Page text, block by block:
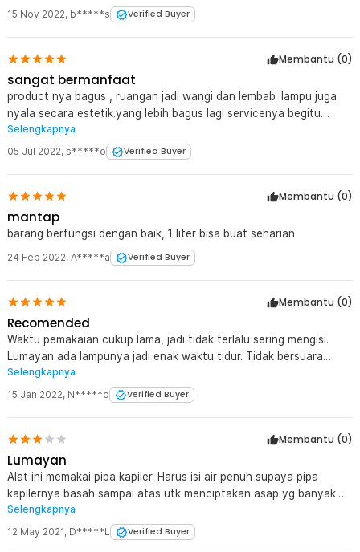
15 Nov 2022, b*****s Verified Buyer
Membantu (0)
sangat bermanfaat
product nya bagus , ruangan jadi wangi dan lembab .lampu juga
nyala secara estetik.yang lebih bagus lagi servicenya begitu
komplain langsung di tangani. dan masalah selesai.
Selengkapnya
05 Jul 2022, s*****o Verified Buyer
Membantu (0)
mantap
barang berfungsi dengan baik, 1 liter bisa buat seharian
24 Feb 2022, A*****a Verified Buyer
Membantu (0)
Recomended
Waktu pemakaian cukup lama, jadi tidak terlalu sering mengisi.
Lumayan ada lampunya jadi enak waktu tidur. Tidak bersuara.
Akan mati otomatis, tetapi belum tahu ketentuan matinya karena
apa, mungkin saat sudah 1 liter habis akan mati sendiri
Selengkapnya
15 Jan 2022, N*****o Verified Buyer
Membantu (0)
Lumayan
Alat ini memakai pipa kapiler. Harus isi air penuh supaya pipa
kapilernya basah sampai atas utk menciptakan asap yg banyak.
Kalau isi sedikit, air akan susah sampai ke atas. Daya tampung 1
liter, jadi perbandingan essential oil dg air harus jg cukup bnyk utk
menghasilkan keharuman yg diinginkan. essential oil harus tipe yg
Selengkapnya
12 May 2021, D*****L Verified Buyer